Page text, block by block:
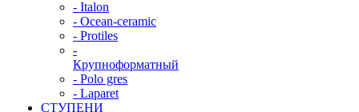
- Italon
- Ocean-ceramic
- Protiles
-
Крупноформатный
- Polo gres
- Laparet
СТУПЕНИ